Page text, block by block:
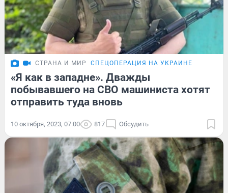
СТРАНА И МИР СПЕЦОПЕРАЦИЯ НА УКРАИНЕ
«Я как в западне». Дважды
побывавшего на СВО машиниста хотят
отправить туда вновь
10 октября, 2023, 07:00 817 Обсудить